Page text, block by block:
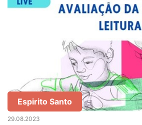
Espirito Santo
29.08.2023